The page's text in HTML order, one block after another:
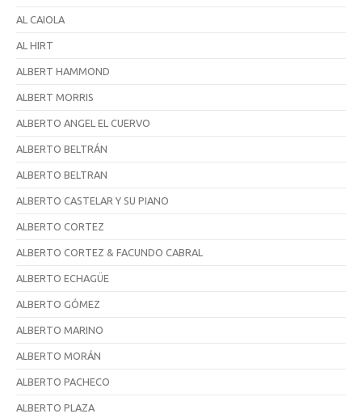
AL CAIOLA
AL HIRT
ALBERT HAMMOND
ALBERT MORRIS
ALBERTO ANGEL EL CUERVO
ALBERTO BELTRÁN
ALBERTO BELTRAN
ALBERTO CASTELAR Y SU PIANO
ALBERTO CORTEZ
ALBERTO CORTEZ & FACUNDO CABRAL
ALBERTO ECHAGÜE
ALBERTO GÓMEZ
ALBERTO MARINO
ALBERTO MORÁN
ALBERTO PACHECO
ALBERTO PLAZA